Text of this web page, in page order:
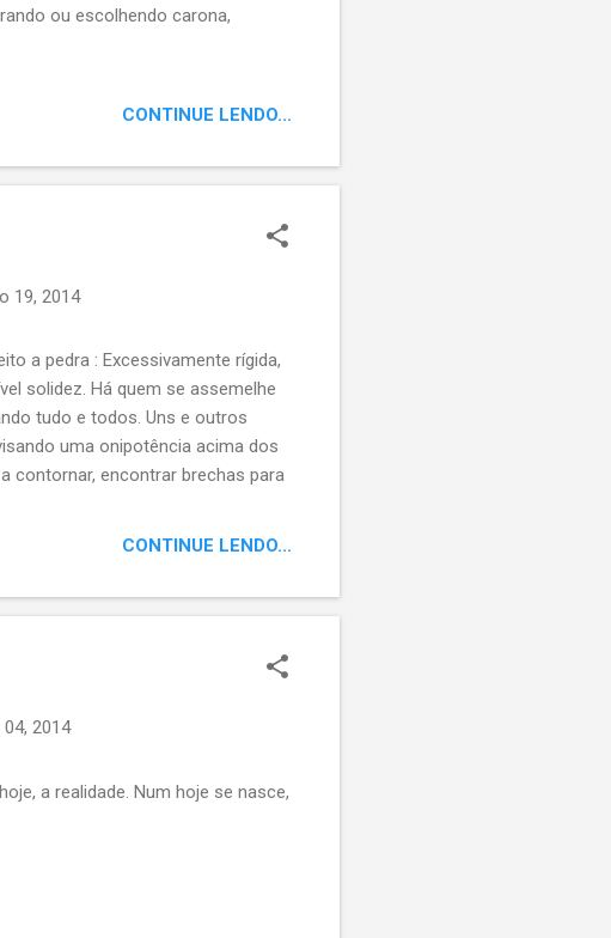
ou escolhendo carona,
CONTINUE LENDO...
19, 2014
a pedra : Excessivamente rígida,
solidez. Há quem se assemelhe
tudo e todos. Uns e outros
uma onipotência acima dos
contornar, encontrar brechas para
que alimenta as
CONTINUE LENDO...
2014
a realidade. Num hoje se nasce,